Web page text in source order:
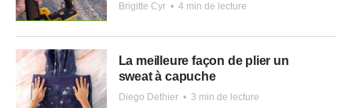
Brigitte Cyr • 4 min de lecture
La meilleure façon de plier un
sweat à capuche
Diego Dethier • 3 min de lecture